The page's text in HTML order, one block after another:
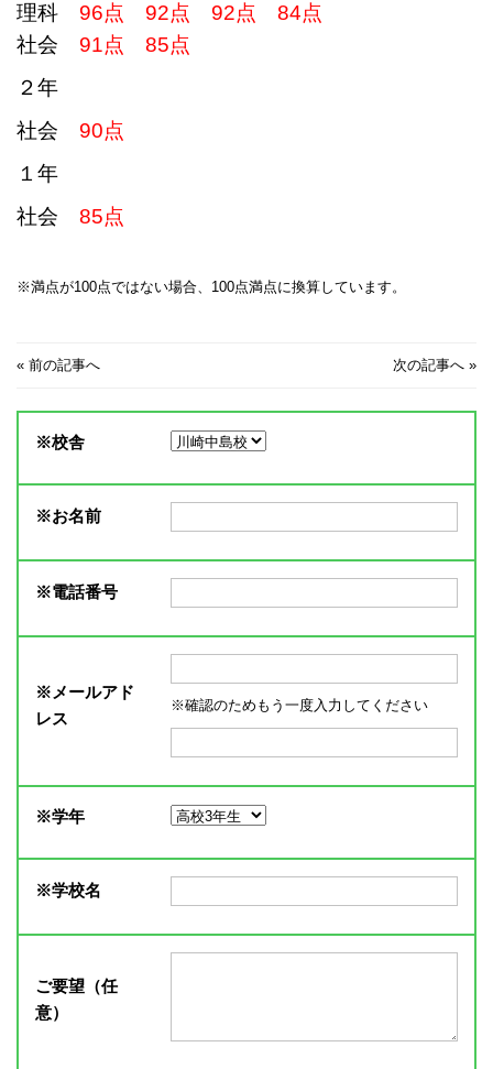
理科 96点 92点 92点 84点
社会 91点 85点
２年
社会 90点
１年
社会 85点
※満点が100点ではない場合、100点満点に換算しています。
« 前の記事へ 次の記事へ »
※校舎
※お名前
※電話番号
※ メールアド
レス
※確認のためもう一度入力してください
※学年
※学校名
ご要望（任
意）